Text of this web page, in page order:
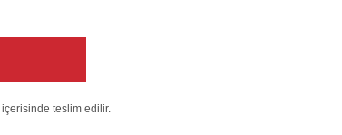
içerisinde teslim edilir.